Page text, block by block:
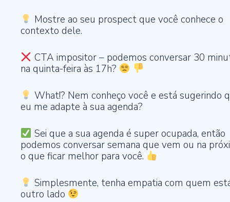
Mostre ao seu prospect que você conhece o
contexto dele.
CTA impositor – podemos conversar 30
na quinta-feira às 17h?
What!? Nem conheço você e está sugerindo
eu me adapte à sua agenda?
Sei que a sua agenda é super ocupada, então
podemos conversar semana que vem ou na
o que ficar melhor para você.
Simplesmente, tenha empatia com quem
outro lado